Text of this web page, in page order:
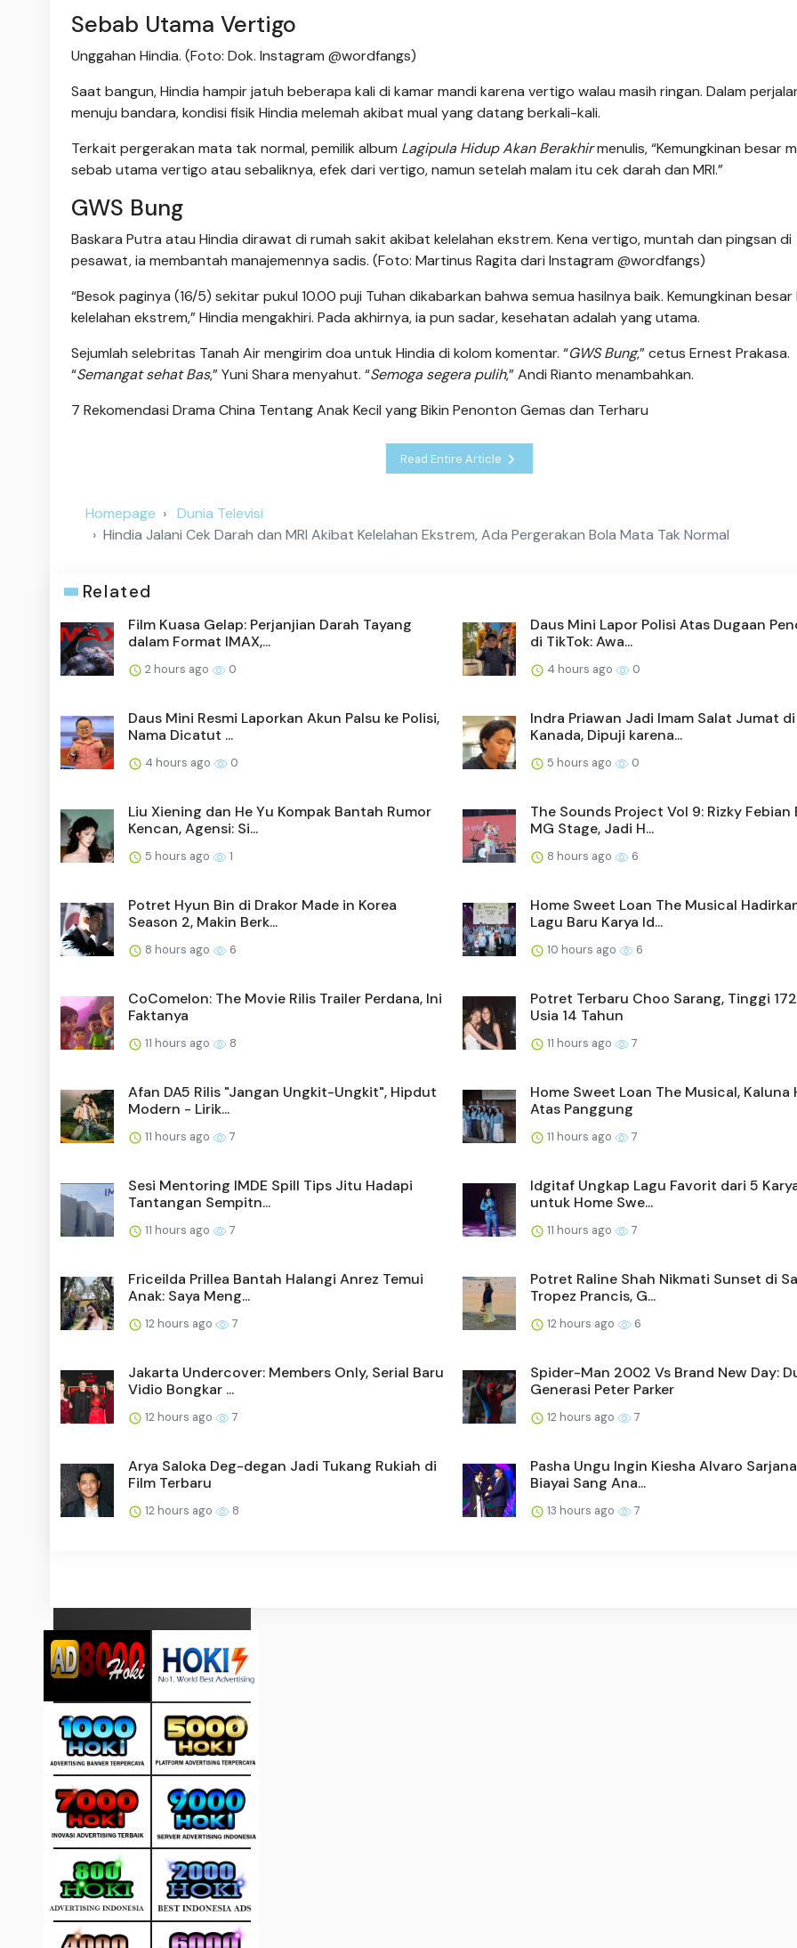
Sebab Utama Vertigo
Unggahan Hindia. (Foto: Dok. Instagram @wordfangs)
Saat bangun, Hindia hampir jatuh beberapa kali di kamar mandi karena vertigo walau masih ringan. Dalam
menuju bandara, kondisi fisik Hindia melemah akibat mual yang datang berkali-kali.
Terkait pergerakan mata tak normal, pemilik album Lagipula Hidup Akan Berakhirmenulis, “Kemungkinan besar
sebab utama vertigo atau sebaliknya, efek dari vertigo, namun setelah malam itu cek darah dan MRI.”
GWS Bung
Baskara Putra atau Hindia dirawat di rumah sakit akibat kelelahan ekstrem. Kena vertigo, muntah dan pingsan di
pesawat, ia membantah manajemennya sadis. (Foto: Martinus Ragita dari Instagram @wordfangs)
“Besok paginya (16/5) sekitar pukul 10.00 puji Tuhan dikabarkan bahwa semua hasilnya baik. Kemungkinan besar
kelelahan ekstrem,” Hindia mengakhiri. Pada akhirnya, ia pun sadar, kesehatan adalah yang utama.
Sejumlah selebritas Tanah Air mengirim doa untuk Hindia di kolom komentar. “GWS Bung,” cetus Ernest Prakasa.
“Semangat sehat Bas,” Yuni Shara menyahut. “Semoga segera pulih,” Andi Rianto menambahkan.
7 Rekomendasi Drama China Tentang Anak Kecil yang Bikin Penonton Gemas dan Terharu
Read Entire Article
Homepage
Dunia Televisi
Hindia Jalani Cek Darah dan MRI Akibat Kelelahan Ekstrem, Ada Pergerakan Bola Mata Tak Normal
Related
Film Kuasa Gelap: Perjanjian Darah Tayang
dalam Format IMAX,...
2 hours ago 0
Daus Mini Lapor Polisi Atas Dugaan
di TikTok: Awa...
4 hours ago 0
Daus Mini Resmi Laporkan Akun Palsu ke Polisi,
Nama Dicatut ...
4 hours ago 0
Indra Priawan Jadi Imam Salat Jumat di
Kanada, Dipuji karena...
5 hours ago 0
Liu Xiening dan He Yu Kompak Bantah Rumor
Kencan, Agensi: Si...
5 hours ago 1
The Sounds Project Vol 9: Rizky Febian
MG Stage, Jadi H...
8 hours ago 6
Potret Hyun Bin di Drakor Made in Korea
Season 2, Makin Berk...
8 hours ago 6
Home Sweet Loan The Musical
Lagu Baru Karya Id...
10 hours ago 6
CoComelon: The Movie Rilis Trailer Perdana, Ini
Faktanya
11 hours ago 8
Potret Terbaru Choo Sarang, Tinggi
Usia 14 Tahun
11 hours ago 7
Afan DA5 Rilis "Jangan Ungkit-Ungkit", Hipdut
Modern - Lirik...
11 hours ago 7
Home Sweet Loan The Musical, Kaluna
Atas Panggung
11 hours ago 7
Sesi Mentoring IMDE Spill Tips Jitu Hadapi
Tantangan Sempitn...
11 hours ago 7
Idgitaf Ungkap Lagu Favorit dari 5
untuk Home Swe...
11 hours ago 7
Friceilda Prillea Bantah Halangi Anrez Temui
Anak: Saya Meng...
12 hours ago 7
Potret Raline Shah Nikmati Sunset di
Tropez Prancis, G...
12 hours ago 6
Jakarta Undercover: Members Only, Serial Baru
Vidio Bongkar ...
12 hours ago 7
Spider-Man 2002 Vs Brand New Day:
Generasi Peter Parker
12 hours ago 7
Arya Saloka Deg-degan Jadi Tukang Rukiah di
Film Terbaru
12 hours ago 8
Pasha Ungu Ingin Kiesha Alvaro
Biayai Sang Ana...
13 hours ago 7